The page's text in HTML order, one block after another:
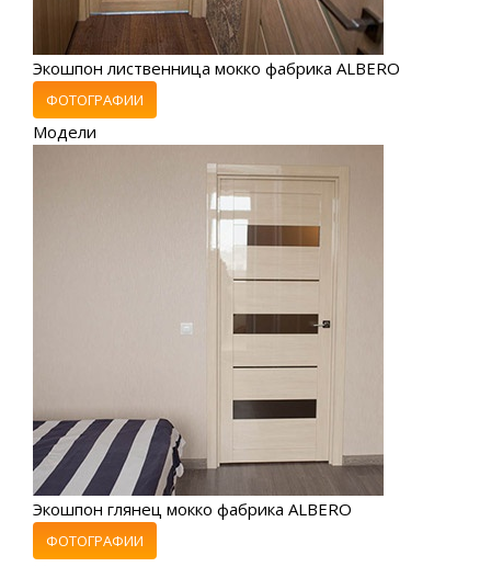
Экошпон лиственница мокко фабрика ALBERO
ФОТОГРАФИИ
Модели
Экошпон глянец мокко фабрика ALBERO
ФОТОГРАФИИ